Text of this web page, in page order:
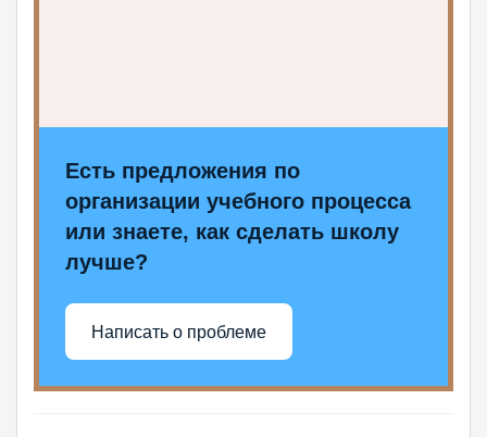
Есть предложения по
организации учебного процесса
или знаете, как сделать школу
лучше?
Написать о проблеме